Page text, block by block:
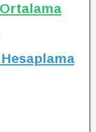
Hesaplama